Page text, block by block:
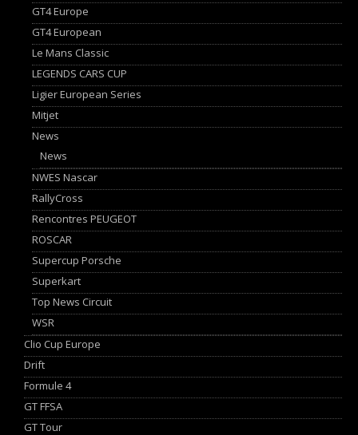
GT4 Europe
GT4 European
Le Mans Classic
LEGENDS CARS CUP
Ligier European Series
Mitjet
News
News
NWES Nascar
RallyCross
Rencontres PEUGEOT
ROSCAR
Supercup Porsche
Superkart
Top News Circuit
WSR
Clio Cup Europe
Drift
Formule 4
GT FFSA
GT Tour